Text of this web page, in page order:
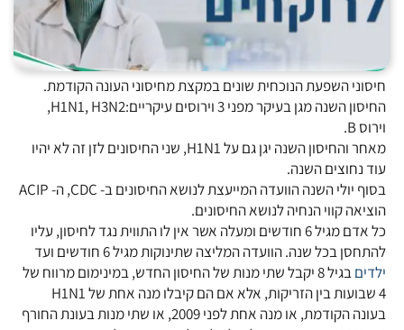
חיסוני השפעת הנוכחית שונים במקצת מחיסוני העונה הקודמת.
החיסון השנה מגן בעיקר מפני 3 וירוסים עיקריים:H1N1, H3N2,
וירוס B.
מאחר והחיסון השנה יגן גם על H1N1, שני החיסונים לזן זה לא יהיו
עוד נחוצים השנה.
בסוף יולי השנה הוועדה המייעצת לנושא החיסונים ב- CDC, ה- ACIP
הוציאה קווי הנחיה לנושא החיסונים.
כל אדם מגיל 6 חודשים ומעלה אשר אין לו התווית נגד לחיסון, עליו
להתחסן בכל שנה. הוועדה המליצה שתינוקות מגיל 6 חודשים ועד
ילדים
בגיל 8 יקבל שתי מנות של החיסון החדש, במינימום מרווח של
בעונה הקודמת, או מנה אחת לפני 2009, או שתי מנות בעונת החורף